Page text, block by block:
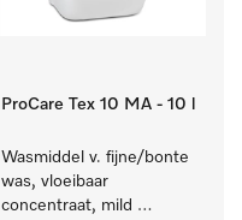
ProCare Tex 10 MA - 10 l
Wasmiddel v. fijne/bonte
was, vloeibaar
concentraat, mild